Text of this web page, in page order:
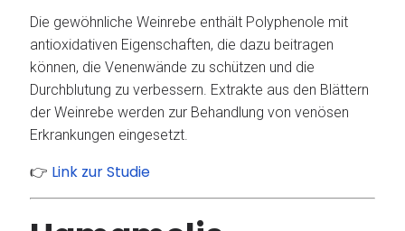
Die gewöhnliche Weinrebe enthält Polyphenole mit
antioxidativen Eigenschaften, die dazu beitragen
können, die Venenwände zu schützen und die
Durchblutung zu verbessern. Extrakte aus den Blättern
der Weinrebe werden zur Behandlung von venösen
Erkrankungen eingesetzt.
👉 Link zur Studie